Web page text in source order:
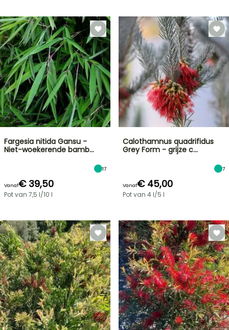
Fargesia nitida Gansu -
Niet-woekerende bamb…
17
Vanaf€ 39,50
Pot van 7,5 l/10 l
Calothamnus quadrifidus
Grey Form - grijze c…
7
Vanaf€ 45,00
Pot van 4 l/5 l